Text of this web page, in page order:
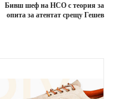
Бивш шеф на НСО с теория за
опита за атентат срещу Гешев